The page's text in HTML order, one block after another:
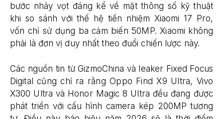
bước nhảy vọt đáng kể về mặt thông số kỹ thuật
khi so sánh với thế hệ tiền nhiệm Xiaomi 17 Pro,
vốn chỉ sử dụng ba cảm biến 50MP. Xiaomi không
phải là đơn vị duy nhất theo đuổi chiến lược này.
Các nguồn tin từ GizmoChina và leaker Fixed Focus
Digital cũng chỉ ra rằng Oppo Find X9 Ultra, Vivo
X300 Ultra và Honor Magic 8 Ultra đều đang được
phát triển với cấu hình camera kép 200MP tương